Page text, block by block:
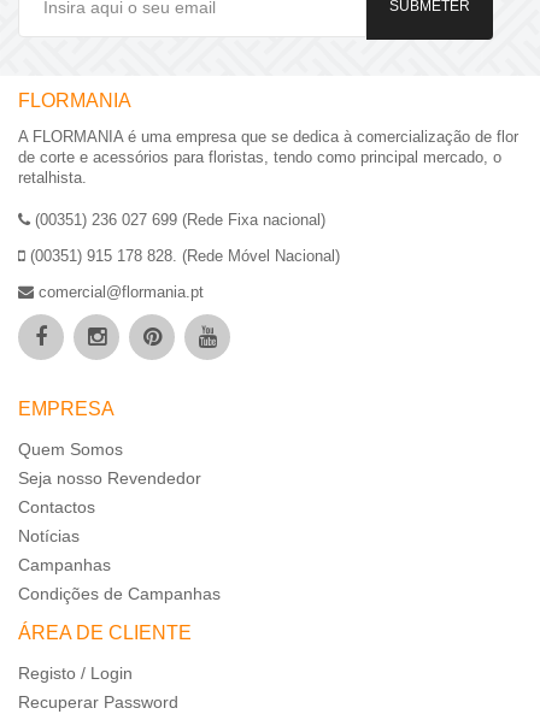
SUBMETER
FLORMANIA
A FLORMANIA é uma empresa que se dedica à comercialização de flor
de corte e acessórios para floristas, tendo como principal mercado, o
retalhista.
(00351) 236 027 699 (Rede Fixa nacional)
(00351) 915 178 828. (Rede Móvel Nacional)
comercial@flormania.pt
EMPRESA
Quem Somos
Seja nosso Revendedor
Contactos
Notícias
Campanhas
Condições de Campanhas
ÁREA DE CLIENTE
Registo / Login
Recuperar Password